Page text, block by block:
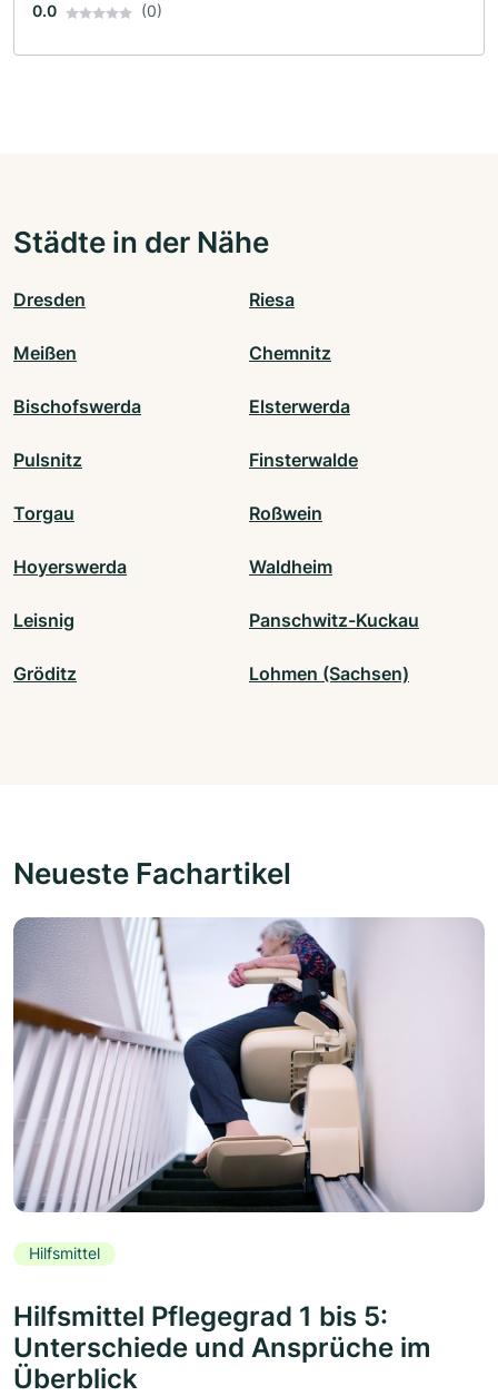
0.0 (0)
Städte in der Nähe
Dresden Riesa
Meißen Chemnitz
Bischofswerda Elsterwerda
Pulsnitz Finsterwalde
Torgau Roßwein
Hoyerswerda Waldheim
Leisnig Panschwitz-Kuckau
Gröditz Lohmen (Sachsen)
Neueste Fachartikel
Hilfsmittel
Hilfsmittel Pflegegrad 1 bis 5:
Unterschiede und Ansprüche im
Überblick